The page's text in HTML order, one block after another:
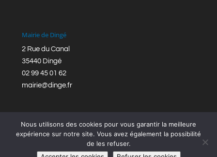
Mairie de Dingé
2 Rue du Canal
35440 Dingé
02 99 45 01 62
mairie@dinge.fr
Réalisation © Mairie de Dingé,Bretagne Romantique
Nous utilisons des cookies pour vous garantir la meilleure
expérience sur notre site. Vous avez également la possibilité
de les refuser.